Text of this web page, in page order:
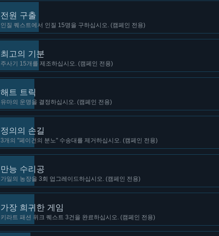
전원 구출
인질 퀘스트에서 인질 15명을 구하십시오. (캠페인 전용)
최고의 기분
주사기 15개를 제조하십시오. (캠페인 전용)
해트 트릭
유마의 운명을 결정하십시오. (캠페인 전용)
정의의 손길
3개의 "페이건의 분노" 수송대를 제거하십시오. (캠페인 전용)
만능 수리공
가일의 농장을 3회 업그레이드하십시오. (캠페인 전용)
가장 희귀한 게임
키라트 패션 위크 퀘스트 3건을 완료하십시오. (캠페인 전용)